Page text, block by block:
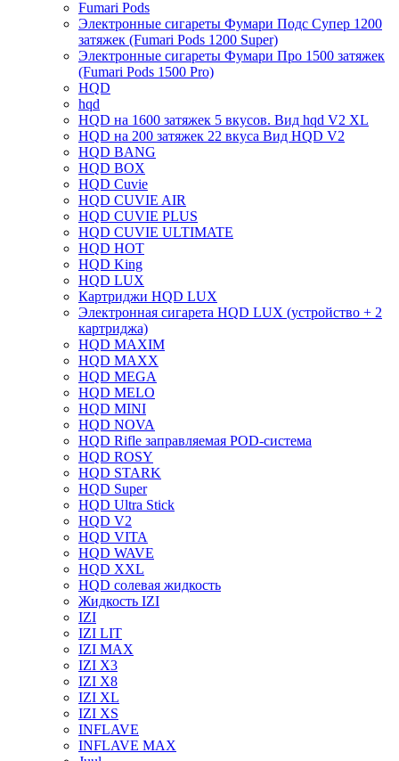
Fumari Pods
Электронные сигареты Фумари Подс Супер 1200
затяжек (Fumari Pods 1200 Super)
Электронные сигареты Фумари Про 1500 затяжек
(Fumari Pods 1500 Pro)
HQD
hqd
HQD на 1600 затяжек 5 вкусов. Вид hqd V2 XL
HQD на 200 затяжек 22 вкуса Вид HQD V2
HQD BANG
HQD BOX
HQD Cuvie
HQD CUVIE AIR
HQD CUVIE PLUS
HQD CUVIE ULTIMATE
HQD HOT
HQD King
HQD LUX
Картриджи HQD LUX
Электронная сигарета HQD LUX (устройство + 2
картриджа)
HQD MAXIM
HQD MAXX
HQD MEGA
HQD MELO
HQD MINI
HQD NOVA
HQD Rifle заправляемая POD-система
HQD ROSY
HQD STARK
HQD Super
HQD Ultra Stick
HQD V2
HQD VITA
HQD WAVE
HQD XXL
HQD солевая жидкость
Жидкость IZI
IZI
IZI LIT
IZI MAX
IZI X3
IZI X8
IZI XL
IZI XS
INFLAVE
INFLAVE MAX